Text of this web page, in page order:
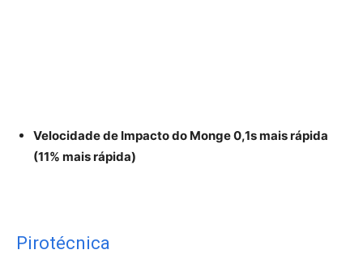
Velocidade de Impacto do Monge 0,1s mais rápida
(11% mais rápida)
Pirotécnica